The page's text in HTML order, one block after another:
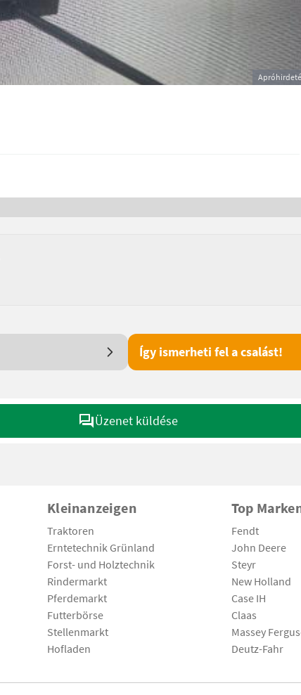
Így ismerheti fel a csalást!
Üzenet küldése
Kleinanzeigen
Traktoren
Erntetechnik Grünland
Forst- und Holztechnik
Rindermarkt
Pferdemarkt
Futterbörse
Stellenmarkt
Hofladen
Top
Fendt
John Deere
Steyr
New Holland
Case IH
Claas
Massey
Deutz-Fahr